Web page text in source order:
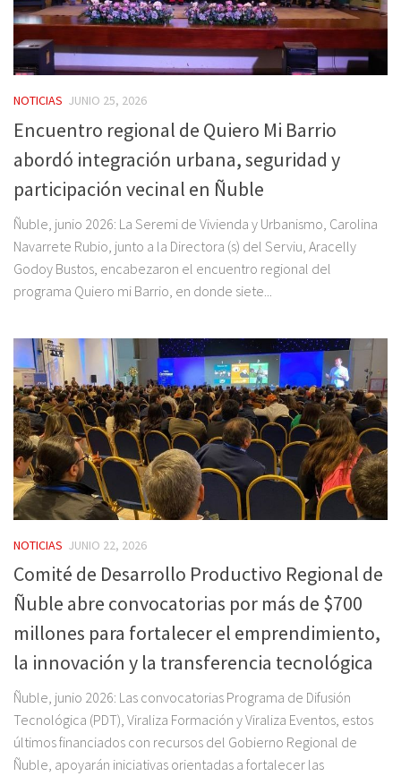
NOTICIAS JUNIO 25, 2026
Encuentro regional de Quiero Mi Barrio
abordó integración urbana, seguridad y
participación vecinal en Ñuble
Ñuble, junio 2026: La Seremi de Vivienda y Urbanismo, Carolina
Navarrete Rubio, junto a la Directora (s) del Serviu, Aracelly
Godoy Bustos, encabezaron el encuentro regional del
programa Quiero mi Barrio, en donde siete...
NOTICIAS JUNIO 22, 2026
Comité de Desarrollo Productivo Regional de
Ñuble abre convocatorias por más de $700
millones para fortalecer el emprendimiento,
la innovación y la transferencia tecnológica
Ñuble, junio 2026: Las convocatorias Programa de Difusión
Tecnológica (PDT), Viraliza Formación y Viraliza Eventos, estos
últimos financiados con recursos del Gobierno Regional de
Ñuble, apoyarán iniciativas orientadas a fortalecer las